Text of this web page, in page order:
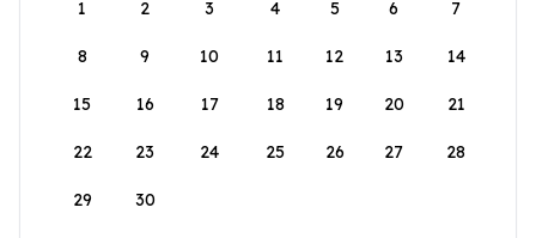
1
2 3 4 5 6 7
8 9 10 11 12 13 14
15 16 17 18 19 20 21
22 23 24 25 26 27 28
29 30